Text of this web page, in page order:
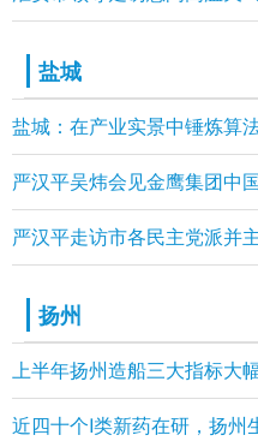
盐城
盐城：在产业实景中锤炼算
严汉平吴炜会见金鹰集团中
严汉平走访市各民主党派并
扬州
上半年扬州造船三大指标大
近四十个Ⅰ类新药在研，扬州